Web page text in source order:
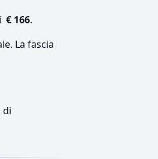
€ 166.
La fascia
di